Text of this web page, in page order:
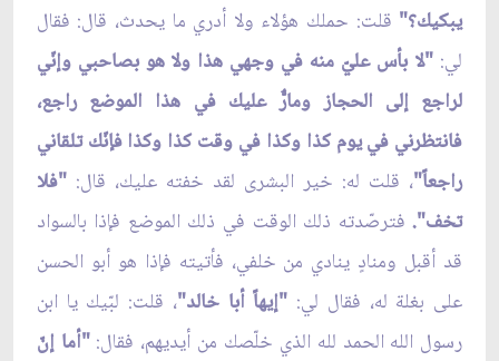
يبكيك؟" قلت: حملك هؤلاء ولا أدري ما يحدث، قال: فقال
لي: "لا بأس عليّ منه في وجهي هذا ولا هو بصاحبي وإنّي
لراجع إلى الحجاز ومارٌّ عليك في هذا الموضع راجع،
فانتظرني في يوم كذا وكذا في وقت كذا وكذا فإنّك تلقاني
راجعاً"، قلت له: خير البشرى لقد خفته عليك، قال:"فلا
تخف".فترصّدته ذلك الوقت في ذلك الموضع فإذا بالسواد
قد أقبل ومنادٍ ينادي من خلفي، فأتيته فإذا هو أبو الحسن
على بغلة له، فقال لي: "إيهاً أبا خالد"، قلت: لبّيك يا ابن
رسول الله الحمد لله الذي خلّصك من أيديهم، فقال:"أما إنّ